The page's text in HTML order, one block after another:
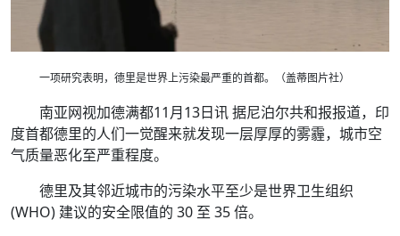
一项研究表明，德里是世界上污染最严重的首都。（盖蒂图片社）
南亚网视加德满都11月13日讯 据尼泊尔共和报报道，印
度首都德里的人们一觉醒来就发现一层厚厚的雾霾，城市空
气质量恶化至严重程度。
德里及其邻近城市的污染水平至少是世界卫生组织
(WHO) 建议的安全限值的 30 至 35 倍。